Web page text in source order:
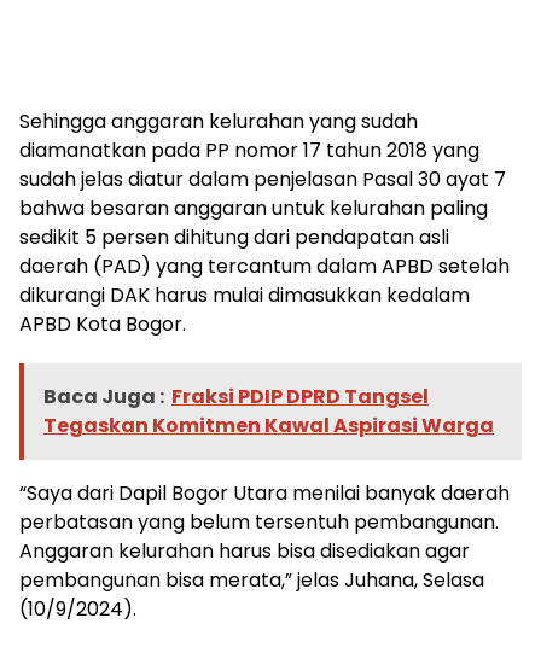
Sehingga anggaran kelurahan yang sudah
diamanatkan pada PP nomor 17 tahun 2018 yang
sudah jelas diatur dalam penjelasan Pasal 30 ayat 7
bahwa besaran anggaran untuk kelurahan paling
sedikit 5 persen dihitung dari pendapatan asli
daerah (PAD) yang tercantum dalam APBD setelah
dikurangi DAK harus mulai dimasukkan kedalam
APBD Kota Bogor.
Baca Juga : Fraksi PDIP DPRD Tangsel
Tegaskan Komitmen Kawal Aspirasi Warga
“Saya dari Dapil Bogor Utara menilai banyak daerah
perbatasan yang belum tersentuh pembangunan.
Anggaran kelurahan harus bisa disediakan agar
pembangunan bisa merata,” jelas Juhana, Selasa
(10/9/2024).